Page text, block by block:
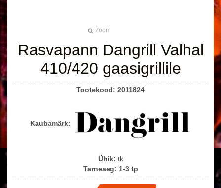
Zoom
Rasvapann Dangrill Valhal
410/420 gaasigrillile
Tootekood: 2011824
Kaubamärk:
Ühik: tk
Tarneaeg: 1-3 tp